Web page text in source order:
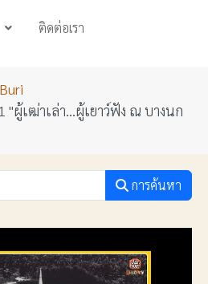
ติดต่อเรา
"ผู้เฒ่าเล่า...ผู้เยาว์ฟัง ณ บางนก
การค้นหา